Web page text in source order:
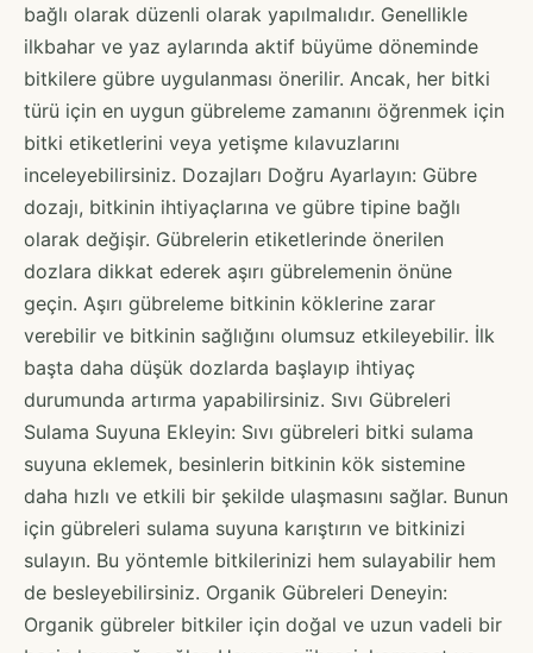
bağlı olarak düzenli olarak yapılmalıdır. Genellikle
ilkbahar ve yaz aylarında aktif büyüme döneminde
bitkilere gübre uygulanması önerilir. Ancak, her bitki
türü için en uygun gübreleme zamanını öğrenmek için
bitki etiketlerini veya yetişme kılavuzlarını
inceleyebilirsiniz. Dozajları Doğru Ayarlayın: Gübre
dozajı, bitkinin ihtiyaçlarına ve gübre tipine bağlı
olarak değişir. Gübrelerin etiketlerinde önerilen
dozlara dikkat ederek aşırı gübrelemenin önüne
geçin. Aşırı gübreleme bitkinin köklerine zarar
verebilir ve bitkinin sağlığını olumsuz etkileyebilir. İlk
başta daha düşük dozlarda başlayıp ihtiyaç
durumunda artırma yapabilirsiniz. Sıvı Gübreleri
Sulama Suyuna Ekleyin: Sıvı gübreleri bitki sulama
suyuna eklemek, besinlerin bitkinin kök sistemine
daha hızlı ve etkili bir şekilde ulaşmasını sağlar. Bunun
için gübreleri sulama suyuna karıştırın ve bitkinizi
sulayın. Bu yöntemle bitkilerinizi hem sulayabilir hem
de besleyebilirsiniz. Organik Gübreleri Deneyin:
Organik gübreler bitkiler için doğal ve uzun vadeli bir